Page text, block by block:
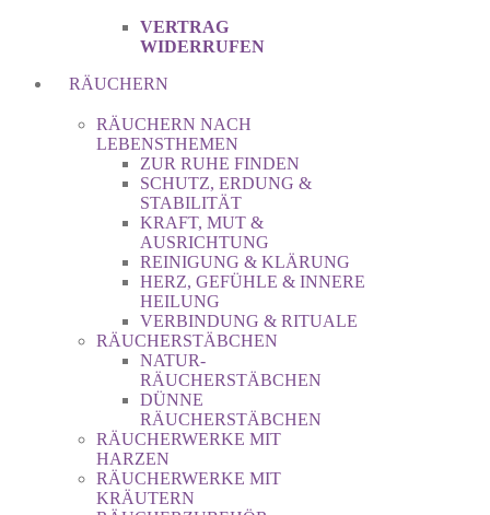
VERTRAG
WIDERRUFEN
RÄUCHERN
RÄUCHERN NACH
LEBENSTHEMEN
ZUR RUHE FINDEN
SCHUTZ, ERDUNG &
STABILITÄT
KRAFT, MUT &
AUSRICHTUNG
REINIGUNG & KLÄRUNG
HERZ, GEFÜHLE & INNERE
HEILUNG
VERBINDUNG & RITUALE
RÄUCHERSTÄBCHEN
NATUR-
RÄUCHERSTÄBCHEN
DÜNNE
RÄUCHERSTÄBCHEN
RÄUCHERWERKE MIT
HARZEN
RÄUCHERWERKE MIT
KRÄUTERN